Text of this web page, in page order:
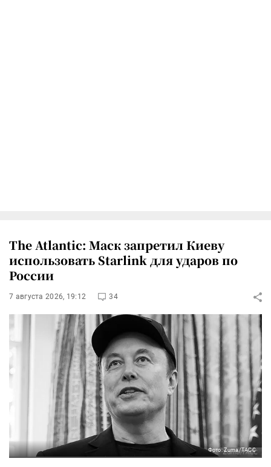
The Atlantic: Маск запретил Киеву
использовать Starlink для ударов по
России
7 августа 2026, 19:12 34
Фото: Zuma/ТАСС